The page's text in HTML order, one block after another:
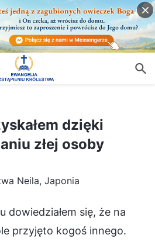
złej osoby
dzięki
złej osoby
Neila, Japonia
dowiedziałem się, że na
przyjęto kogoś innego.